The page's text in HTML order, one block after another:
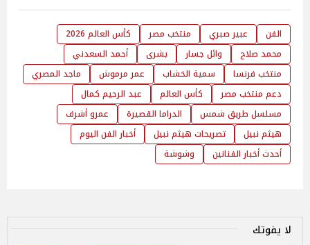
الفن عبير صبري منتخب مصر
كأس العالم 2026
محمد صلاح
وائل جسار بشرى
أحمد السعدني
منتخب فرنسا
سمية الخشاب عمر مرموش
ماجد المصري
دعم منتخب مصر
كأس العالم
عبد الرحيم كمال
مسلسل طريق شمس
الدراما القصيرة
عمرو أشرف
هيثم نبيل
تصريحات هيثم نبيل
أخبار الفن اليوم
أحدث أخبار الفنانين
وشوشة
لا يفوتك